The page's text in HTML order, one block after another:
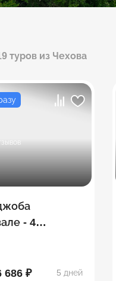
туров из Чехова
- 4
686 ₽ 5 дней